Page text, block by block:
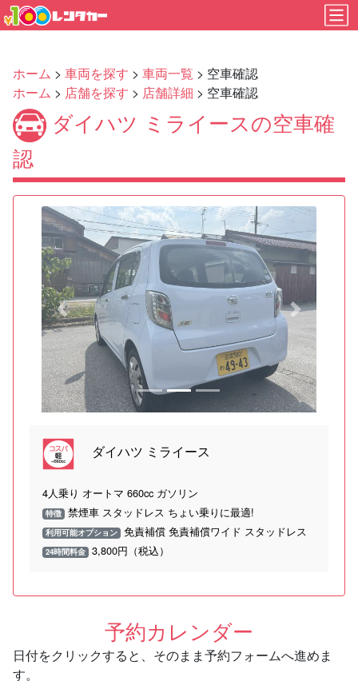
ホーム > 車両を探す > 車両一覧 > 空車確認
ホーム > 店舗を探す > 店舗詳細 > 空車確認
ダイハツ ミライースの空車確
認
Previous Next
ダイハツ ミライース
4人乗り オートマ 660cc ガソリン
特徴 禁煙車 スタッドレス ちょい乗りに最適!
利用可能オプション 免責補償 免責補償ワイド スタッドレス
24時間料金 3,800円（税込）
予約カレンダー
日付をクリックすると、そのまま予約フォームへ進めま
す。